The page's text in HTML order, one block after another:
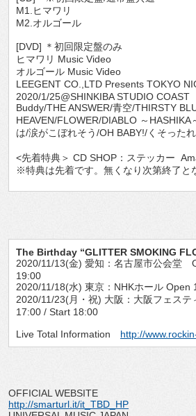
M1.ヒマワリ
M2.オルゴール
[DVD] ＊初回限定盤のみ
ヒマワリ Music Video
オルゴール Music Video
LEEGENT CO.,LTD Presents TOKYO
2020/1/25@SHINKIBA STUDIO COAST
Buddy/THE ANSWER/青空/THIRSTY
HEAVEN/FLOWER/DIABLO ～HASHIKA
は/涙がこぼれそう/OH BABY!/くそった
<先着特典＞ CD SHOP：ステッカー
※特典は先着です。無くなり次第終了と
The Birthday “GLITTER SMOKING
2020/11/13(金) 愛知：名古屋市公会堂
19:00
2020/11/18(水) 東京：NHKホール Open
2020/11/23(月・祝) 大阪：大阪フェス
17:00 / Start 18:00
Live Total Information http://
OFFICIAL WEBSITE
http://smarturl.it/it_TBD_HP